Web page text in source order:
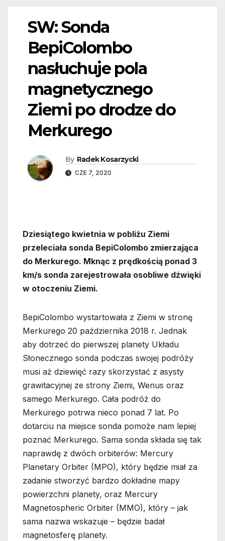
SW: Sonda
BepiColombo
nasłuchuje pola
magnetycznego
Ziemi po drodze do
Merkurego
By Radek Kosarzycki
CZE 7, 2020
Dziesiątego kwietnia w pobliżu Ziemi
przeleciała sonda BepiColombo zmierzająca
do Merkurego. Mknąc z prędkością ponad 3
km/s sonda zarejestrowała osobliwe dźwięki
w otoczeniu Ziemi.
BepiColombo wystartowała z Ziemi w stronę
Merkurego 20 października 2018 r. Jednak
aby dotrzeć do pierwszej planety Układu
Słonecznego sonda podczas swojej podróży
musi aż dziewięć razy skorzystać z asysty
grawitacyjnej ze strony Ziemi, Wenus oraz
samego Merkurego. Cała podróż do
Merkurego potrwa nieco ponad 7 lat. Po
dotarciu na miejsce sonda pomoże nam lepiej
poznać Merkurego. Sama sonda składa się tak
naprawdę z dwóch orbiterów: Mercury
Planetary Orbiter (MPO), który będzie miał za
zadanie stworzyć bardzo dokładne mapy
powierzchni planety, oraz Mercury
Magnetospheric Orbiter (MMO), który – jak
sama nazwa wskazuje – będzie badał
magnetosferę planety.